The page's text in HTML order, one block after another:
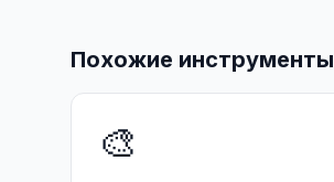
Похожие инструменты
🎨